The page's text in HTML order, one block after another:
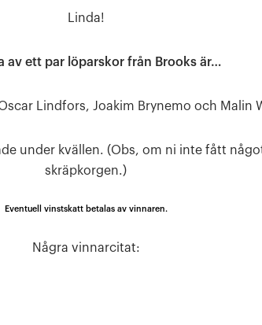
Linda!
av ett par löparskor från Brooks är…
Lindfors, Joakim Brynemo och Malin
under kvällen. (Obs, om ni inte fått
skräpkorgen.)
Eventuell vinstskatt betalas av vinnaren.
Några vinnarcitat: